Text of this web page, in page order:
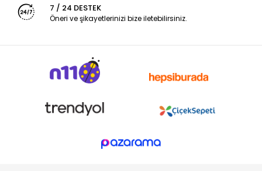
7 / 24 DESTEK
Öneri ve şikayetlerinizi bize iletebilirsiniz.